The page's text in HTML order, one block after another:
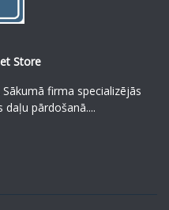
Store
firma specializējās
daļu pārdošanā....